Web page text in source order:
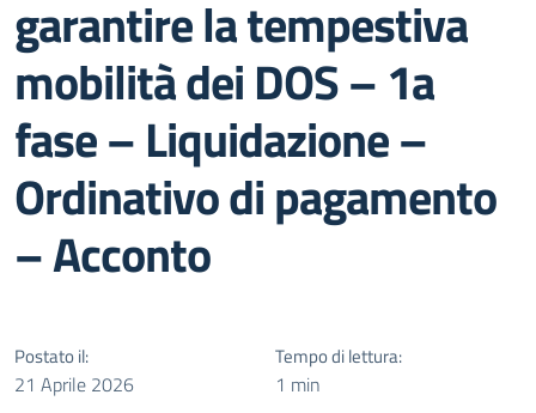
garantire la tempestiva
mobilità dei DOS – 1a
fase – Liquidazione –
Ordinativo di pagamento
– Acconto
Postato il:
21 Aprile 2026
Tempo di lettura:
1 min